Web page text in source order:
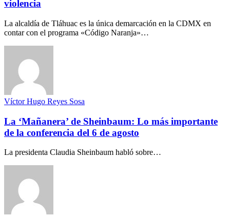
violencia
La alcaldía de Tláhuac es la única demarcación en la CDMX en
contar con el programa «Código Naranja»…
Víctor Hugo Reyes Sosa
La ‘Mañanera’ de Sheinbaum: Lo más importante
de la conferencia del 6 de agosto
La presidenta Claudia Sheinbaum habló sobre…